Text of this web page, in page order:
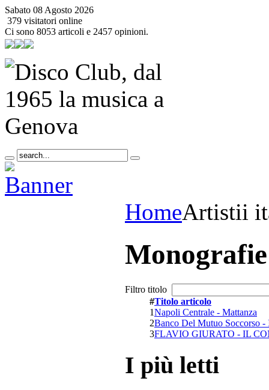
Sabato 08 Agosto 2026
379 visitatori online
Ci sono 8053 articoli e 2457 opinioni.
HomeArtistii
Filtro titolo
#Titolo articolo
1Napoli Centrale - Mattanza
2Banco Del Mutuo Soccorso
3FLAVIO GIURATO - IL
I più letti